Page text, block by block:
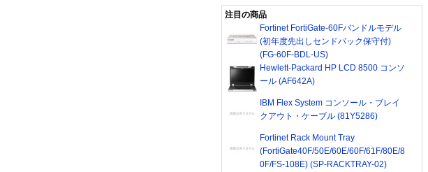
注目の商品
Fortinet FortiGate-60Fバンドルモデル
(初年度先出しセンドバック保守付)
(FG-60F-BDL-US)
Hewlett-Packard HP LCD 8500 コンソ
ール (AF642A)
IBM Flex System コンソール・ブレイ
クアウト・ケーブル (81Y5286)
Fortinet Rack Mount Tray
(FortiGate40F/50E/60E/60F/61F/80E/8
0F/FS-108E) (SP-RACKTRAY-02)